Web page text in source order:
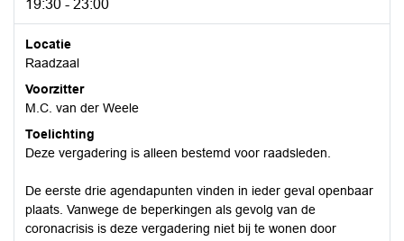
19:30 - 23:00
Locatie
Raadzaal
Voorzitter
M.C. van der Weele
Toelichting
Deze vergadering is alleen bestemd voor raadsleden.
De eerste drie agendapunten vinden in ieder geval openbaar
plaats. Vanwege de beperkingen als gevolg van de
coronacrisis is deze vergadering niet bij te wonen door